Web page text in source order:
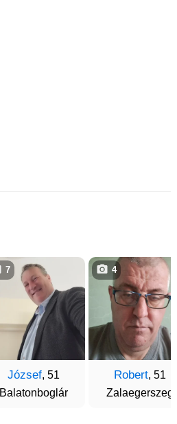
József, 51
Balatonboglár
7
Robert, 51
Zalaegerszeg
4